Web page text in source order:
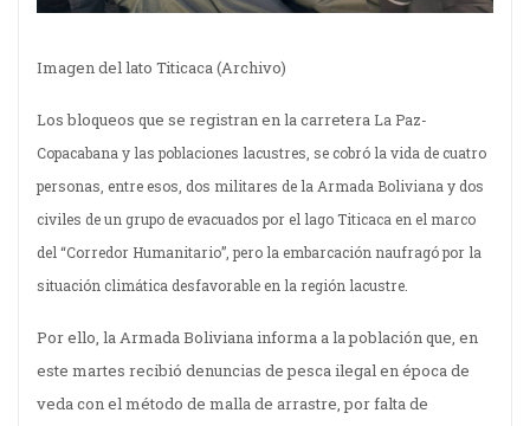
Imagen del lato Titicaca (Archivo)
Los bloqueos que se registran en la carretera La Paz-
Copacabana y las poblaciones lacustres, se cobró la vida de cuatro
personas, entre esos, dos militares de la Armada Boliviana y dos
civiles de un grupo de evacuados por el lago Titicaca en el marco
del “Corredor Humanitario”, pero la embarcación naufragó por la
situación climática desfavorable en la región lacustre.
Por ello, la Armada Boliviana informa a la población que, en
este martes recibió denuncias de pesca ilegal en época de
veda con el método de malla de arrastre, por falta de